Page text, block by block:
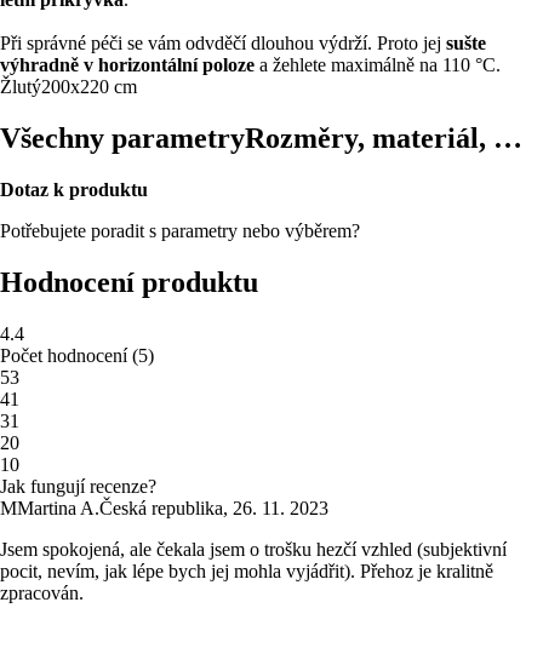
Při správné péči se vám odvděčí dlouhou výdrží. Proto jej sušte
výhradně v horizontální poloze a žehlete maximálně na 110 °C.
Žlutý200x220 cm
Všechny parametryRozměry, materiál, …
Dotaz k produktu
Potřebujete poradit s parametry nebo výběrem?
Hodnocení produktu
4.4
Počet hodnocení(5)
53
41
31
20
10
Jak fungují recenze?
MMartina A.Česká republika, 26. 11. 2023
Jsem spokojená, ale čekala jsem o trošku hezčí vzhled (subjektivní
pocit, nevím, jak lépe bych jej mohla vyjádřit). Přehoz je kralitně
zpracován.